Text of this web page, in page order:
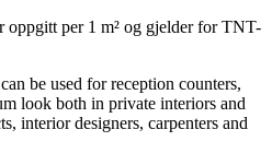
oppgitt per 1 m² og gjelder for TNT-
be used for reception counters,
look both in private interiors and
interior designers, carpenters and